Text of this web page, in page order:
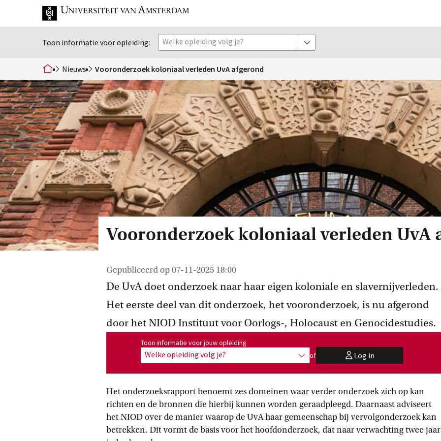
Toon informatie voor opleiding: Welke opleiding volg je? toon opties
home
Nieuws Vooronderzoek koloniaal verleden UvA afgerond
Vooronderzoek koloniaal verleden UvA
Gepubliceerd op07-11-2025 18:00
De UvA doet onderzoek naar haar eigen koloniale en slavernijverleden.
Het eerste deel van dit onderzoek, het vooronderzoek, is nu afgerond
door het NIOD Instituut voor Oorlogs-, Holocaust en Genocidestudies.
Toon informatie voor opleiding:
Toon informatie voor jouw opleiding
Welke opleiding volg je? toon opties
of userLog in
Het onderzoeksrapport benoemt zes domeinen waar verder onderzoek zich op kan
richten en de bronnen die hierbij kunnen worden geraadpleegd. Daarnaast adviseert
het NIOD over de manier waarop de UvA haar gemeenschap bij vervolgonderzoek kan
betrekken. Dit vormt de basis voor het hoofdonderzoek, dat naar verwachting twee jaar